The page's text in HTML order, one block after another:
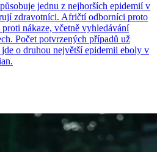
jednu z nejhorších epidemií v
zdravotníci. Afričtí odborníci proto
nákaze, včetně vyhledávání
Počet potvrzených případů už
o druhou největší epidemii eboly v